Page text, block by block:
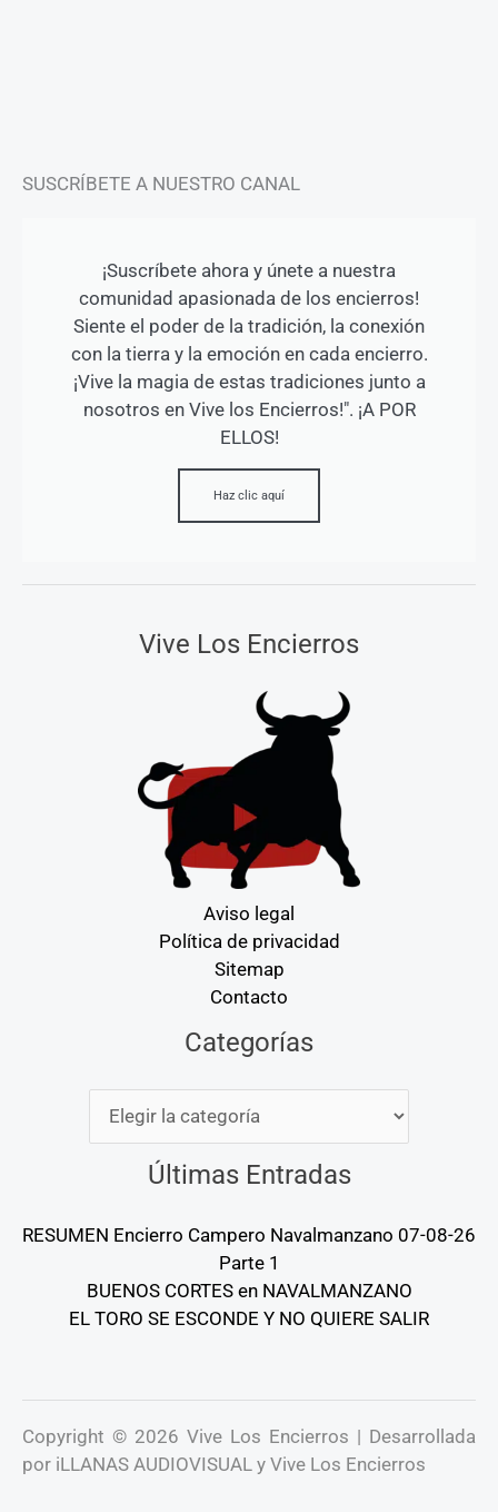
SUSCRÍBETE A NUESTRO CANAL
¡Suscríbete ahora y únete a nuestra
comunidad apasionada de los encierros!
Siente el poder de la tradición, la conexión
con la tierra y la emoción en cada encierro.
¡Vive la magia de estas tradiciones junto a
nosotros en Vive los Encierros!". ¡A POR
ELLOS!
Haz clic aquí
Vive Los Encierros
Aviso legal
Política de privacidad
Sitemap
Contacto
Categorías
Últimas Entradas
RESUMEN Encierro Campero Navalmanzano 07-08-26
Parte 1
BUENOS CORTES en NAVALMANZANO
EL TORO SE ESCONDE Y NO QUIERE SALIR
Copyright © 2026 Vive Los Encierros | Desarrollada
por iLLANAS AUDIOVISUAL y Vive Los Encierros